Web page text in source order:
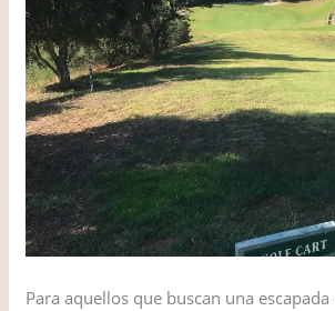
Para aquellos que buscan una